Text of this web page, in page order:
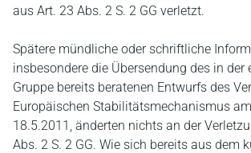
aus Art. 23 Abs. 2 S. 2 GG verletzt.
Spätere mündliche oder schriftliche
insbesondere die Übersendung des in der
Gruppe bereits beratenen Entwurfs des
Europäischen Stabilitätsmechanismus
18.5.2011, änderten nichts an der
Abs. 2 S. 2 GG. Wie sich bereits aus dem